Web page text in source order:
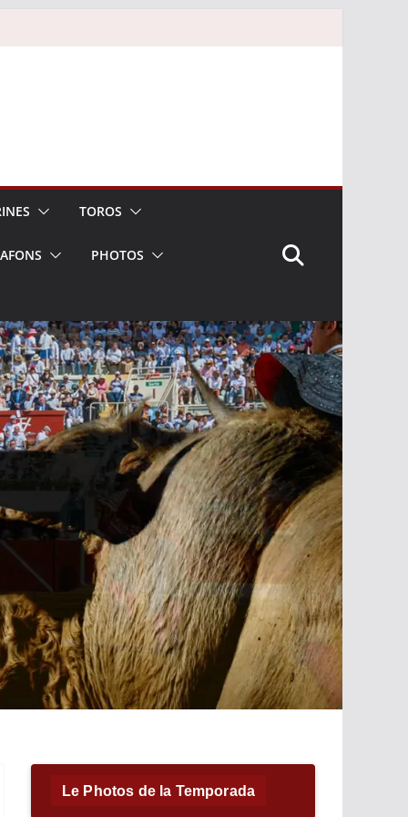
TOROS
PHOTOS
Le Photos de la Temporada